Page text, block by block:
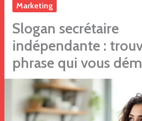
Marketing
Slogan secrétaire
indépendante :
phrase qui vous